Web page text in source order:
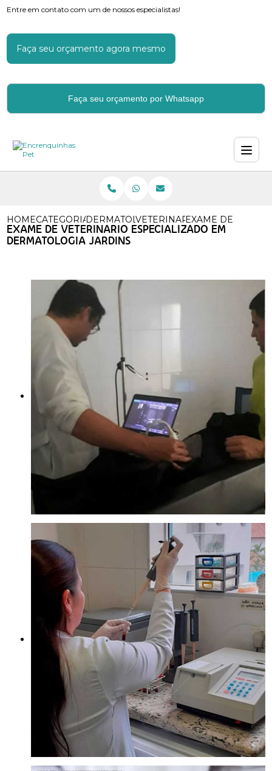
Entre em contato com um de nossos especialistas!
Faça seu orçamento agora mesmo
Faça seu orçamento por Whatsapp
HOMECATEGORIASDERMATOLOGIA VETERINARIA
VETERINARIOEXAME DE
EXAME DE VETERINARIO ESPECIALIZADO EM
DERMATOLOGIA JARDINS